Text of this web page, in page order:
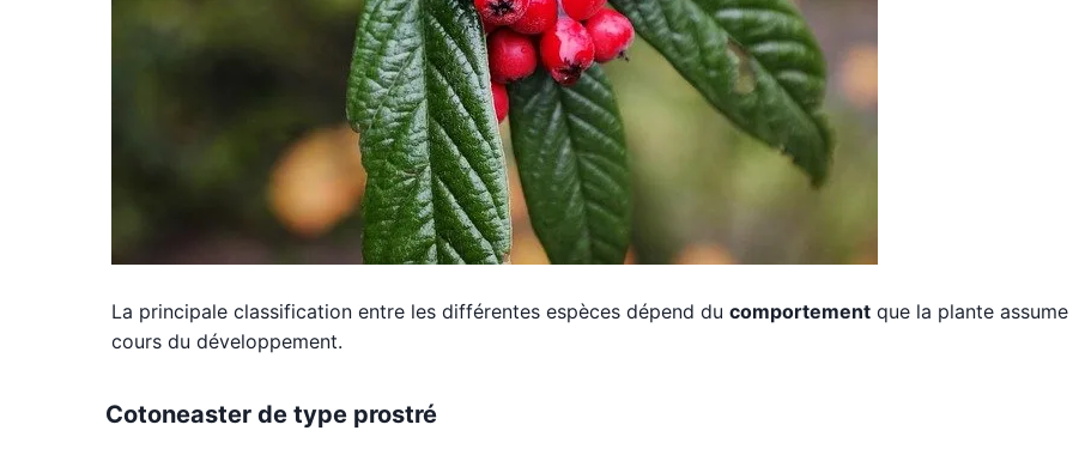
La principale classification entre les différentes espèces dépend du comportement que la plante assume
cours du développement.
Cotoneaster de type prostré